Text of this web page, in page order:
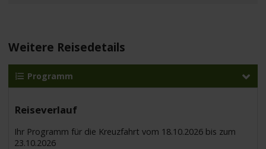
Weitere Reisedetails
Programm
Reiseverlauf
Ihr Programm für die Kreuzfahrt vom 18.10.2026 bis zum
23.10.2026